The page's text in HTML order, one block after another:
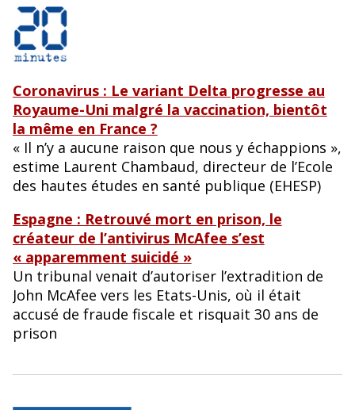
Coronavirus : Le variant Delta progresse au
Royaume-Uni malgré la vaccination, bientôt
la même en France ?
« Il n’y a aucune raison que nous y échappions »,
estime Laurent Chambaud, directeur de l’Ecole
des hautes études en santé publique (EHESP)
Espagne : Retrouvé mort en prison, le
créateur de l’antivirus McAfee s’est
« apparemment suicidé »
Un tribunal venait d’autoriser l’extradition de
John McAfee vers les Etats-Unis, où il était
accusé de fraude fiscale et risquait 30 ans de
prison